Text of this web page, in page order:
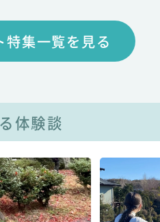
特集一覧を見る
体験談